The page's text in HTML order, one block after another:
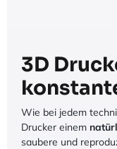
3D
Wie bei jedem
Drucker einem
saubere und